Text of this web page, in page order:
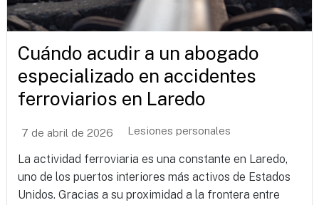
Cuándo acudir a un abogado
especializado en accidentes
ferroviarios en Laredo
7 de abril de 2026 Lesiones personales
La actividad ferroviaria es una constante en Laredo,
uno de los puertos interiores más activos de Estados
Unidos. Gracias a su proximidad a la frontera entre